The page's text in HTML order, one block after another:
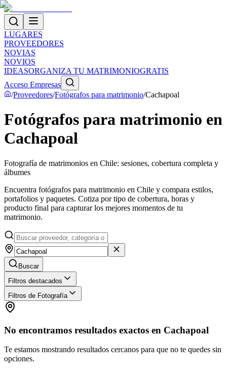
LUGARES
PROVEEDORES
NOVIAS
NOVIOS
IDEASORGANIZA TU MATRIMONIOGRATIS
Acceso Empresas
/Proveedores/Fotógrafos para matrimonio/Cachapoal
Fotógrafos para matrimonio en
Cachapoal
Fotografía de matrimonios en Chile: sesiones, cobertura completa y
álbumes
Encuentra fotógrafos para matrimonio en Chile y compara estilos,
portafolios y paquetes. Cotiza por tipo de cobertura, horas y
producto final para capturar los mejores momentos de tu
matrimonio.
Buscar
Filtros destacados
Filtros de Fotografía
No encontramos resultados exactos en Cachapoal
Te estamos mostrando resultados cercanos para que no te quedes sin
opciones.